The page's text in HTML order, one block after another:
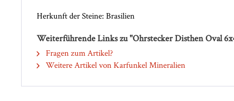
Herkunft der Steine: Brasilien
Weiterführende Links zu "Ohrstecker Disthen Oval
Fragen zum Artikel?
Weitere Artikel von Karfunkel Mineralien